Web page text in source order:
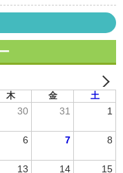
木 金 土
30 31 1
6 7 8
13 14 15